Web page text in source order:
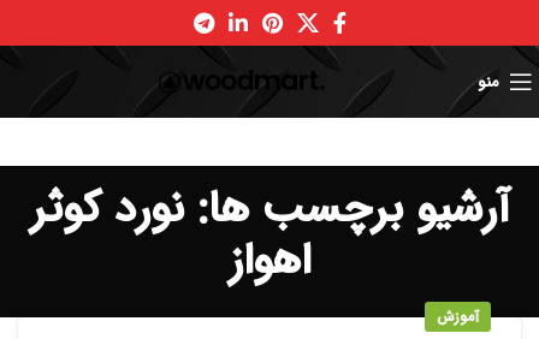
منو
آرشیو برچسب ها: نورد کوثر
اهواز
آموزش